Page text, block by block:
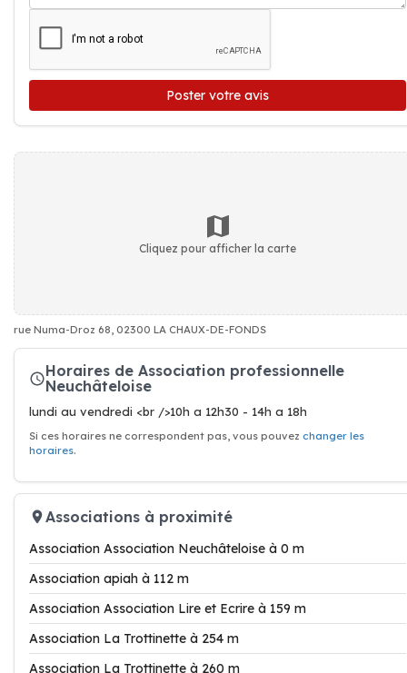
Poster votre avis
Cliquez pour afficher la carte
rue Numa-Droz 68, 02300 LA CHAUX-DE-FONDS
Horaires de Association professionnelle
Neuchâteloise
lundi au vendredi <br />10h a 12h30 - 14h a 18h
Si ces horaires ne correspondent pas, vous pouvez changer les
horaires.
Associations à proximité
Association Association Neuchâteloise à 0 m
Association apiah à 112 m
Association Association Lire et Ecrire à 159 m
Association La Trottinette à 254 m
Association La Trottinette à 260 m